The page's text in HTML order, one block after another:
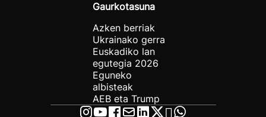
Gaurkotasuna
Azken berriak
Ukrainako gerra
Euskadiko lan
egutegia 2026
Eguneko
albisteak
AEB eta Trump